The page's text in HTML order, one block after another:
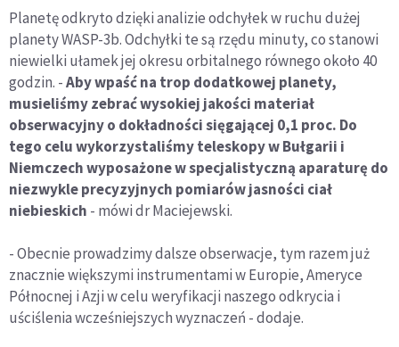
Planetę odkryto dzięki analizie odchyłek w ruchu dużej
planety WASP-3b. Odchyłki te są rzędu minuty, co stanowi
niewielki ułamek jej okresu orbitalnego równego około 40
godzin. -Aby wpaść na trop dodatkowej planety,
musieliśmy zebrać wysokiej jakości materiał
obserwacyjny o dokładności sięgającej 0,1 proc. Do
tego celu wykorzystaliśmy teleskopy w Bułgarii i
Niemczech wyposażone w specjalistyczną aparaturę do
niezwykle precyzyjnych pomiarów jasności ciał
niebieskich - mówi dr Maciejewski.
- Obecnie prowadzimy dalsze obserwacje, tym razem już
znacznie większymi instrumentami w Europie, Ameryce
Północnej i Azji w celu weryfikacji naszego odkrycia i
uściślenia wcześniejszych wyznaczeń - dodaje.